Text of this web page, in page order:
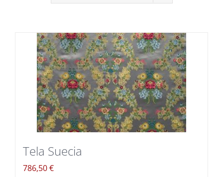
Blog
Carrito
Mi cuenta
Tela Suecia
786,50€